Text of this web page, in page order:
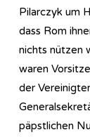
Pilarczyk um
dass Rom
nichts nützen
waren
der
päpstlichen